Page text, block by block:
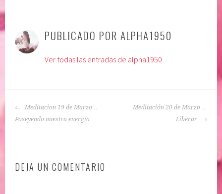
l
o
e
C
q
d
o
PUBLICADO PORALPHA1950
Ver todas las entradas de alpha1950
NAVEGACIÓN
DE
Meditacion 19 de Marzo…
Poseyendo nuestra energía
Meditación 20 de Marzo …
Liberar
DEJA UN COMENTARIO